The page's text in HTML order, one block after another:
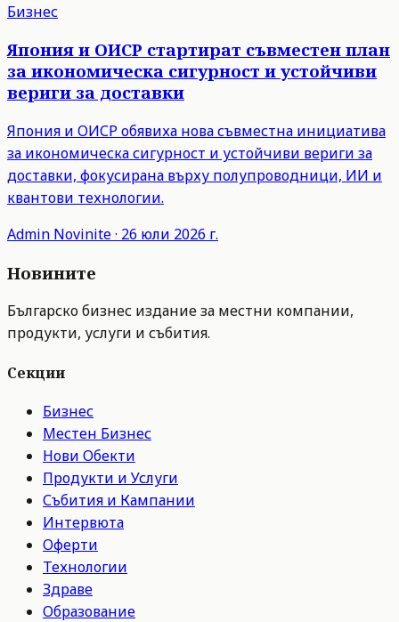
Бизнес
Япония и ОИСР стартират съвместен план
за икономическа сигурност и устойчиви
вериги за доставки
Япония и ОИСР обявиха нова съвместна инициатива
за икономическа сигурност и устойчиви вериги за
доставки, фокусирана върху полупроводници, ИИ и
квантови технологии.
Admin Novinite· 26 юли 2026 г.
Новините
Българско бизнес издание за местни компании,
продукти, услуги и събития.
Секции
Бизнес
Местен Бизнес
Нови Обекти
Продукти и Услуги
Събития и Кампании
Интервюта
Оферти
Технологии
Здраве
Образование